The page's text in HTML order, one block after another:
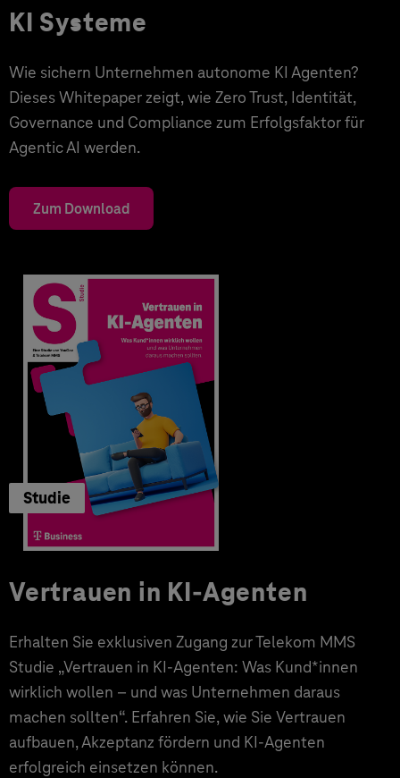
KI Systeme
Wie sichern Unternehmen autonome KI Agenten?
Dieses Whitepaper zeigt, wie Zero Trust, Identität,
Governance und Compliance zum Erfolgsfaktor für
Agentic AI werden.
Zum Download
Studie
Vertrauen in KI-Agenten
Erhalten Sie exklusiven Zugang zur Telekom MMS
Studie „Vertrauen in KI-Agenten: Was Kund*innen
wirklich wollen – und was Unternehmen daraus
machen sollten“. Erfahren Sie, wie Sie Vertrauen
aufbauen, Akzeptanz fördern und KI-Agenten
erfolgreich einsetzen können.